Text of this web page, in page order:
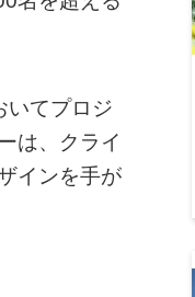
いてプロジ
は、クライ
インを手が